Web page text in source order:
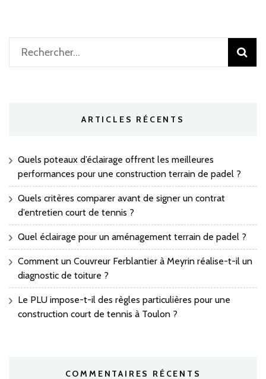
Rechercher :
ARTICLES RÉCENTS
Quels poteaux d’éclairage offrent les meilleures
performances pour une construction terrain de padel ?
Quels critères comparer avant de signer un contrat
d’entretien court de tennis ?
Quel éclairage pour un aménagement terrain de padel ?
Comment un Couvreur Ferblantier à Meyrin réalise-t-il un
diagnostic de toiture ?
Le PLU impose-t-il des règles particulières pour une
construction court de tennis à Toulon ?
COMMENTAIRES RÉCENTS